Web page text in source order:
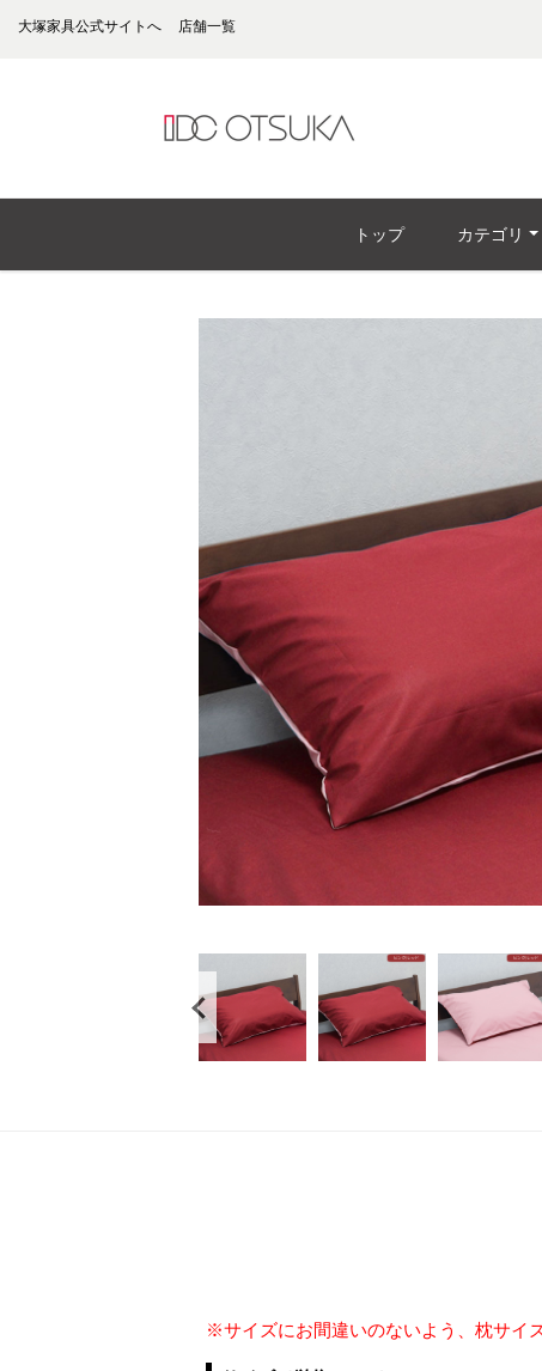
大塚家具公式サイトへ 店舗一覧
トップ カテゴリ
※サイズにお間違いのないよう、枕サイ